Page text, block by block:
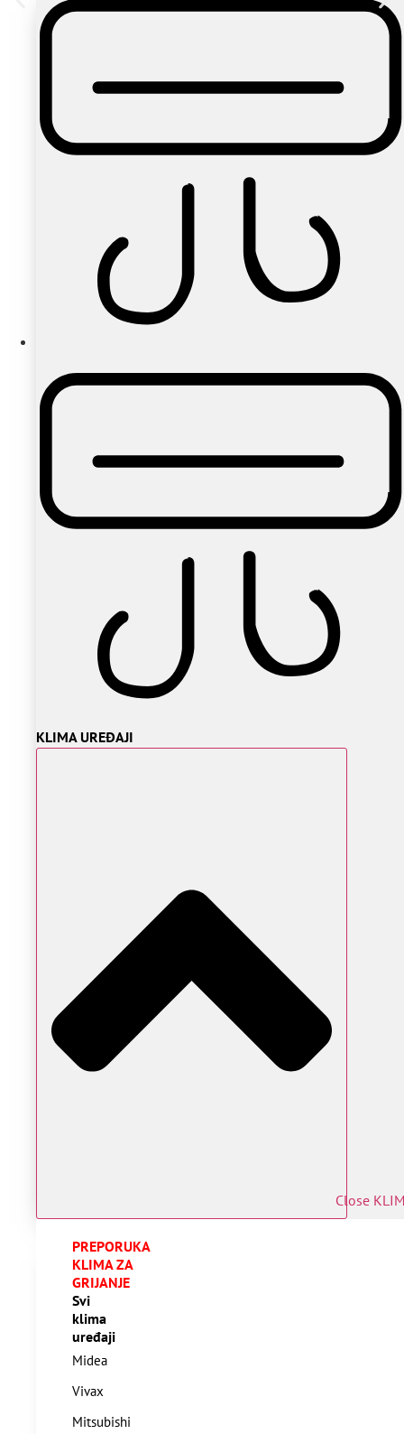
KLIMA UREĐAJI
Close
PREPORUKA
KLIMA ZA
GRIJANJE
Svi
klima
uređaji
Midea
Vivax
Mitsubishi